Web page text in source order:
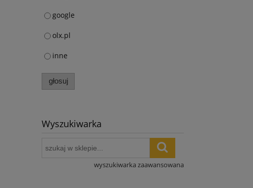
google
olx.pl
inne
głosuj
Wyszukiwarka
wyszukiwarka zaawansowana